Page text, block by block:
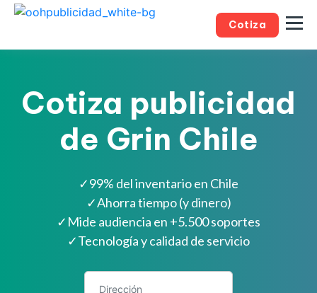
Cotiza
Cotiza publicidad
de Grin Chile
✓99% del inventario en Chile
✓Ahorra tiempo (y dinero)
✓ Mide audiencia en +5.500 soportes
✓Tecnología y calidad de servicio